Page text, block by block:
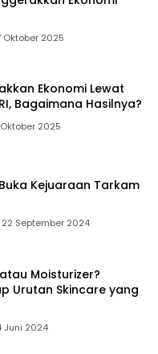
Oktober 2025
Ekonomi Lewat
Bagaimana Hasilnya?
Oktober 2025
Kejuaraan Tarkam
September 2024
Moisturizer?
Urutan Skincare yang
Juni 2024